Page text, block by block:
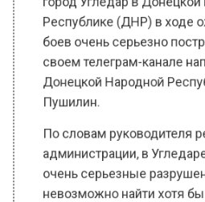
боев очень серьезно
своем телеграм-канале
Донецкой Народной
Пушилин.
По словам руководителя
администрации, в
очень серьезные
невозможно найти хотя